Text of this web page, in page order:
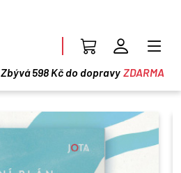
Zbývá 598 Kč do dopravy ZDARMA